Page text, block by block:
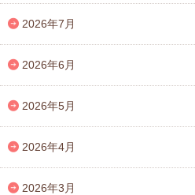
2026年7月
2026年6月
2026年5月
2026年4月
2026年3月